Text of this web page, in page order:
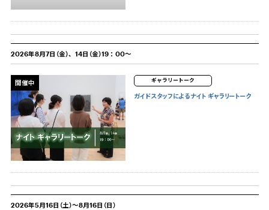
2026年8月7日（金）、14日（金）19：00～
開催中 ギャラリートーク
ガイドスタッフによるナイト ギャラリートーク
2026年5月16日（土）～8月16日（日）